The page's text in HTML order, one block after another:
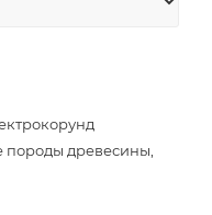
породы древесины,